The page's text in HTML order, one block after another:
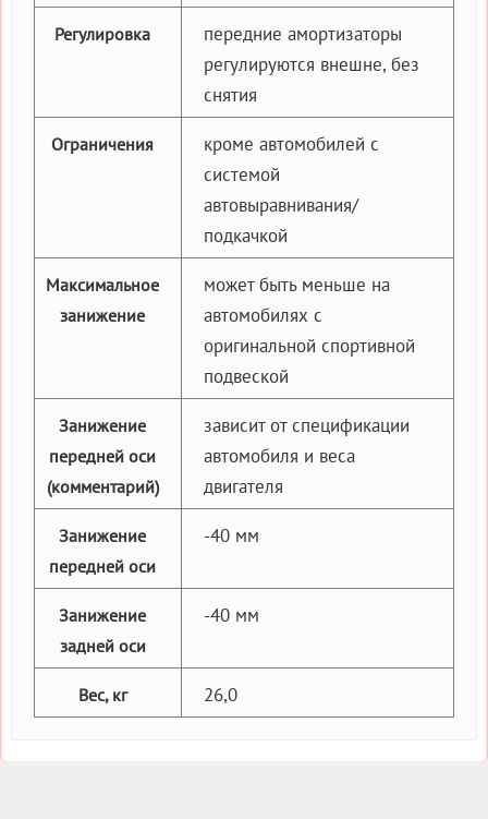
Регулировка
передние амортизаторы
регулируются внешне, без
снятия
Ограничения
кроме автомобилей с
системой
автовыравнивания/
подкачкой
Максимальное
занижение
может быть меньше на
автомобилях с
оригинальной спортивной
подвеской
Занижение
передней оси
(комментарий)
зависит от спецификации
автомобиля и веса
двигателя
Занижение
передней оси
-40 мм
Занижение
задней оси
-40 мм
Вес, кг 26,0